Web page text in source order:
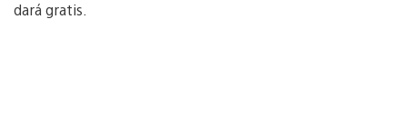
dará gratis.